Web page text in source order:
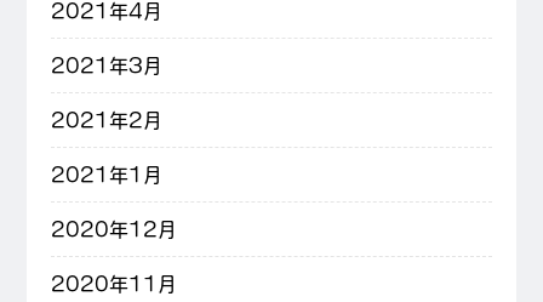
2021年4月
2021年3月
2021年2月
2021年1月
2020年12月
2020年11月